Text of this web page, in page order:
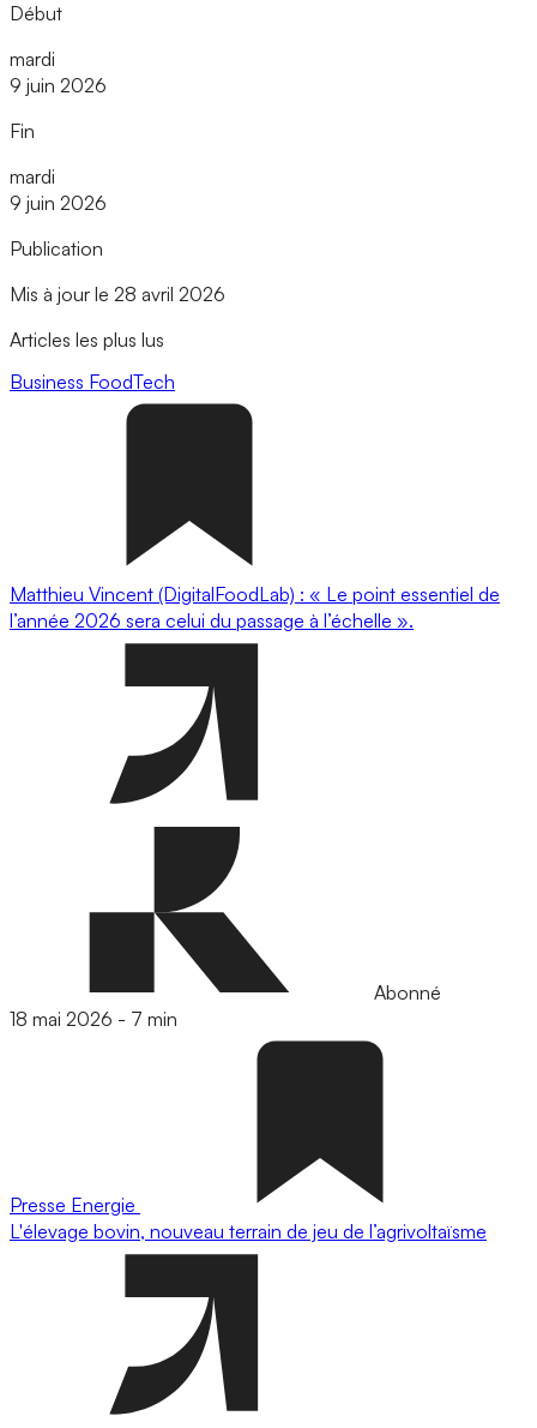
Début
mardi
9 juin 2026
Fin
mardi
9 juin 2026
Publication
Mis à jour le 28 avril 2026
Articles les plus lus
Business FoodTech
Matthieu Vincent (DigitalFoodLab) : « Le point essentiel de
l’année 2026 sera celui du passage à l’échelle ».
Abonné
18 mai 2026 - 7 min
Presse Energie
L'élevage bovin, nouveau terrain de jeu de l’agrivoltaïsme